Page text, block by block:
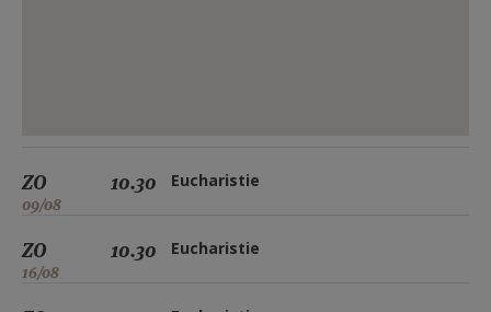
ZO
09/08
10.30 Eucharistie
ZO
16/08
10.30 Eucharistie